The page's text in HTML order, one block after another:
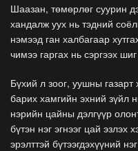
Шаазан, төмөрлөг суурин
хандалж уух нь тэдний
нэмээд ган халбагаар
чимээ гаргах нь сэргээх
Бүхий л зоог, уушны
барих хамгийн эхний зүйл
нэрийн цайны дэлгүүр
бүтэн нэг эгнээг цай
эрэлттэй бүтээгдэхүүний